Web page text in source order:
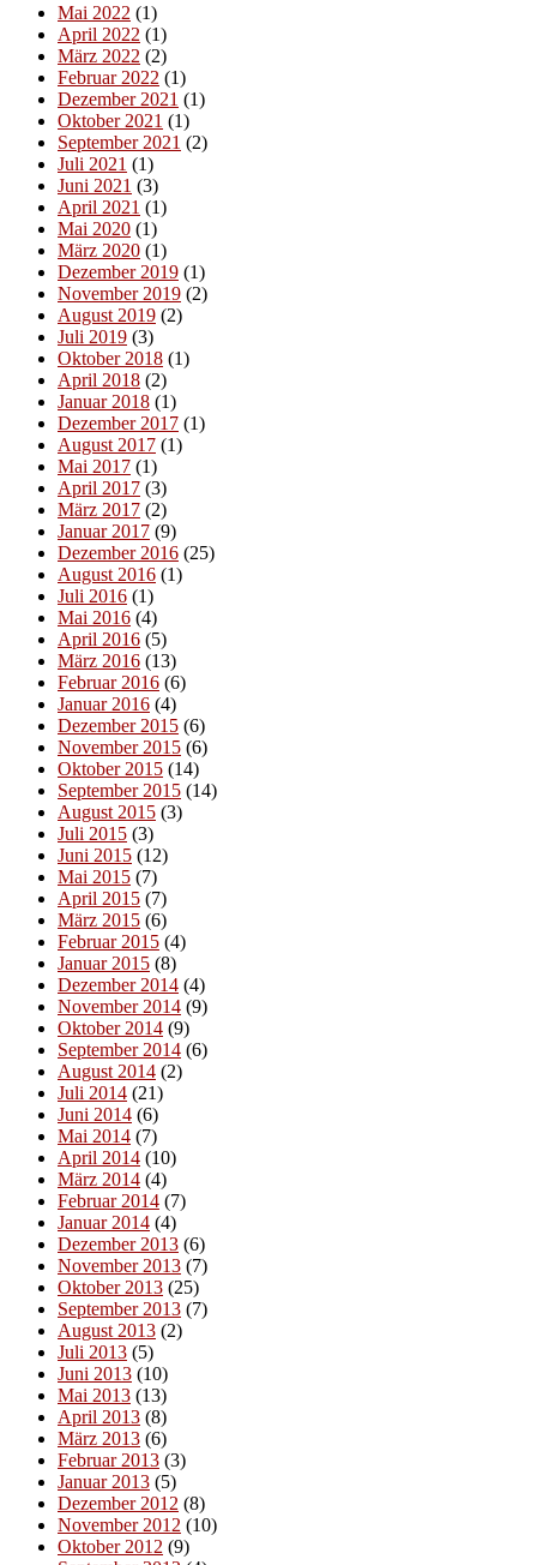
Mai 2022 (1)
April 2022 (1)
März 2022 (2)
Februar 2022 (1)
Dezember 2021 (1)
Oktober 2021 (1)
September 2021 (2)
Juli 2021 (1)
Juni 2021 (3)
April 2021 (1)
Mai 2020 (1)
März 2020 (1)
Dezember 2019 (1)
November 2019 (2)
August 2019 (2)
Juli 2019 (3)
Oktober 2018 (1)
April 2018 (2)
Januar 2018 (1)
Dezember 2017 (1)
August 2017 (1)
Mai 2017 (1)
April 2017 (3)
März 2017 (2)
Januar 2017 (9)
Dezember 2016 (25)
August 2016 (1)
Juli 2016 (1)
Mai 2016 (4)
April 2016 (5)
März 2016 (13)
Februar 2016 (6)
Januar 2016 (4)
Dezember 2015 (6)
November 2015 (6)
Oktober 2015 (14)
September 2015 (14)
August 2015 (3)
Juli 2015 (3)
Juni 2015 (12)
Mai 2015 (7)
April 2015 (7)
März 2015 (6)
Februar 2015 (4)
Januar 2015 (8)
Dezember 2014 (4)
November 2014 (9)
Oktober 2014 (9)
September 2014 (6)
August 2014 (2)
Juli 2014 (21)
Juni 2014 (6)
Mai 2014 (7)
April 2014 (10)
März 2014 (4)
Februar 2014 (7)
Januar 2014 (4)
Dezember 2013 (6)
November 2013 (7)
Oktober 2013 (25)
September 2013 (7)
August 2013 (2)
Juli 2013 (5)
Juni 2013 (10)
Mai 2013 (13)
April 2013 (8)
März 2013 (6)
Februar 2013 (3)
Januar 2013 (5)
Dezember 2012 (8)
November 2012 (10)
Oktober 2012 (9)